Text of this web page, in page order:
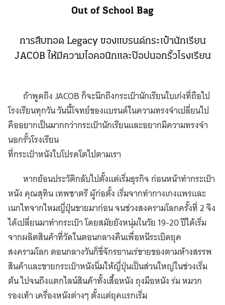
Out of School Bag
การสืบทอด Legacy ของแบรนด์กระเป๋านักเรียน
JACOB ให้มีความไอคอนิกและป๊อปนอกรั้วโรงเรียน
ถ้าพูดถึง JACOB ก็จะนึกถึงกระเป๋านักเรียนใบเก่งที่ถือไป
โรงเรียนทุกวัน วันนี้โจทย์ของแบรนด์ในความทรงจำเปลี่ยนไป
คืออยากเป็นมากกว่ากระเป๋านักเรียนและอยากมีความทรงจำ
นอกรั้วโรงเรียน
ที่กระเป๋าหนังใบโปรดโตไปตามเรา
หากย้อนประวัติกลับไปตั้งแต่เริ่มธุรกิจ ก่อนหน้าทำกระเป๋า
หนัง คุณสุทิน เทพชาตรี ผู้ก่อตั้ง เริ่มจากทำกางเกงแพรและ
เนกไทจากไหมญี่ปุ่นขายมาก่อน จนช่วงสงครามโลกครั้งที่ 2 จึง
ได้เปลี่ยนมาทำกระเป๋า โดยสมัยยังหนุ่มในวัย 19-20 ปีได้เริ่ม
จากผลิตสินค้าที่วัดในตอนกลางคืนเพื่อหนีระเบิดยุค
สงครามโลก ตอนกลางวันก็ขี่จักรยานเร่ขายของตามห้างสรรพ
สินค้าและขายกระเป๋าหนังนิ่มให้ญี่ปุ่นเป็นส่วนใหญ่ในช่วงเริ่ม
ต้น ไปจนถึงแตกไลน์สินค้าทั้งเสื้อหนัง ถุงมือหนัง ร่ม หมวก
รองเท้า เครื่องหนังต่างๆ ตั้งแต่ยุคแรกเริ่ม